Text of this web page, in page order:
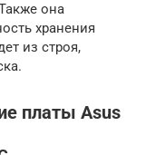
она
хранения
из строя,
платы Asus